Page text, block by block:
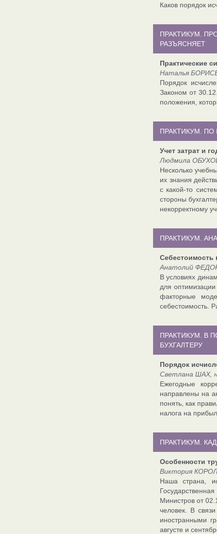
Каков порядок
ПРАКТИКУМ.
РАЗЪЯСНЯЕТ
Практические
Наталья
Порядок
Законом от
положения,
ПРАКТИКУМ.
Учет затрат и
Людмила
Несколько
их знания
с какой-то
стороны
некорректному
ПРАКТИКУМ.
Себестоимость
Анатолий
В условиях
для
факторные
себестоимость.
ПРАКТИКУМ. В
БУХГАЛТЕРУ
Порядок
Светлана ШАХ,
Ежегодные
направлены на
понять, как
налога на
ПРАКТИКУМ.
Особенности
Виктория
Наша страна,
Министров от
человек. В
иностранными
августе и